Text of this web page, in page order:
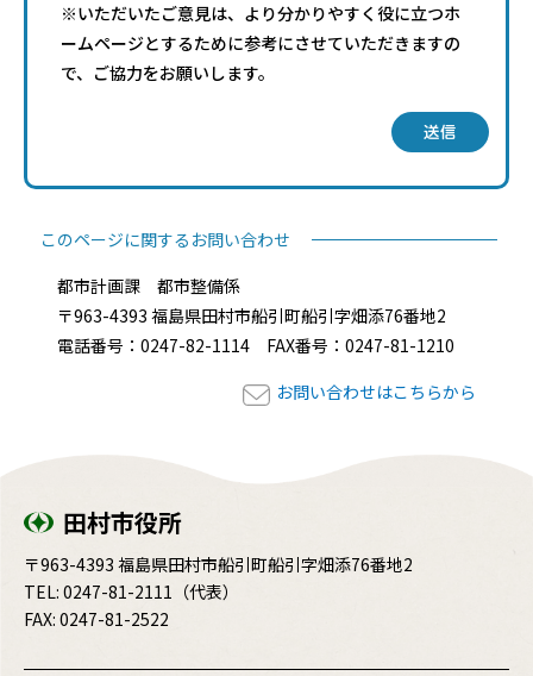
※いただいたご意見は、より分かりやすく役に立つホ
ームページとするために参考にさせていただきますの
で、ご協力をお願いします。
送信
このページに関するお問い合わせ
都市計画課 都市整備係
〒963-4393 福島県田村市船引町船引字畑添76番地2
電話番号：0247-82-1114 FAX番号：0247-81-1210
お問い合わせはこちらから
田村市役所
〒963-4393 福島県田村市船引町船引字畑添76番地2
TEL: 0247-81-2111 （代表）
FAX: 0247-81-2522